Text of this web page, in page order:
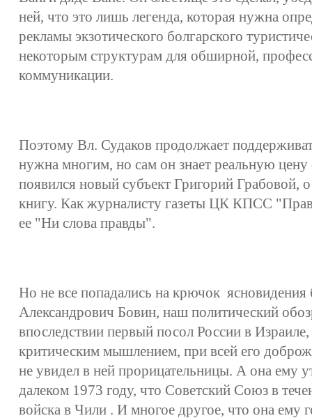
ней, что это лишь легенда, которая нужна
рекламы экзотического болгарского
некоторым структурам для обширной,
коммуникации.
Поэтому Вл. Судаков продолжает
нужна многим, но сам он знает реальную цену
появился новый субъект Григорий Грабовой,
книгу. Как журналисту газеты ЦК КПСС
ее "Ни слова правды".
Но не все попадались на крючок ясновидения
Александрович Бовин, наш политический
впоследствии первый посол России в
критическим мышлением, при всей его
не увидел в ней прорицательницы. А она ему
далеком 1973 году, что Советский Союз в
войска в Чили . И многое другое, что она ему